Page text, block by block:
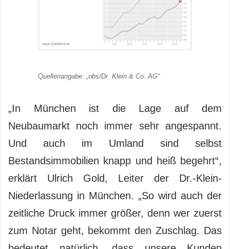
Quellenangabe: „obs/Dr. Klein & Co. AG“
„In München ist die Lage auf dem
Neubaumarkt noch immer sehr angespannt.
Und auch im Umland sind selbst
Bestandsimmobilien knapp und heiß begehrt“,
erklärt Ulrich Gold, Leiter der Dr.-Klein-
Niederlassung in München. „So wird auch der
zeitliche Druck immer größer, denn wer zuerst
zum Notar geht, bekommt den Zuschlag. Das